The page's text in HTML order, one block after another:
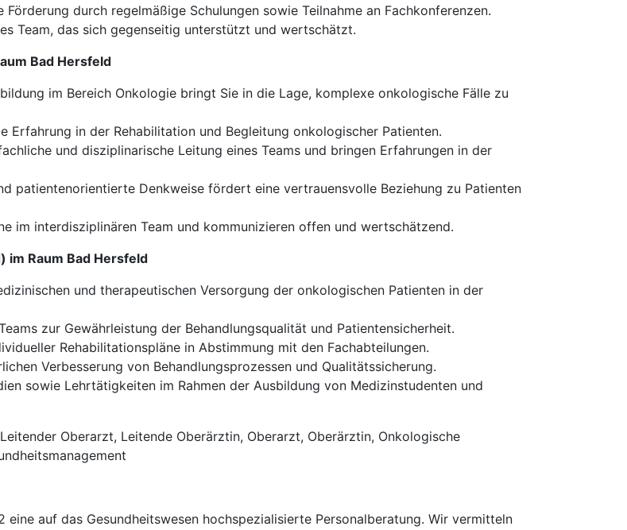
Förderung durch regelmäßige Schulungen sowie Teilnahme an Fachkonferenzen.
Team, das sich gegenseitig unterstützt und wertschätzt.
Bad Hersfeld
im Bereich Onkologie bringt Sie in die Lage, komplexe onkologische Fälle zu
Erfahrung in der Rehabilitation und Begleitung onkologischer Patienten.
und disziplinarische Leitung eines Teams und bringen Erfahrungen in der
patientenorientierte Denkweise fördert eine vertrauensvolle Beziehung zu Patienten
im interdisziplinären Team und kommunizieren offen und wertschätzend.
im Raum Bad Hersfeld
und therapeutischen Versorgung der onkologischen Patienten in der
zur Gewährleistung der Behandlungsqualität und Patientensicherheit.
Rehabilitationspläne in Abstimmung mit den Fachabteilungen.
Verbesserung von Behandlungsprozessen und Qualitätssicherung.
sowie Lehrtätigkeiten im Rahmen der Ausbildung von Medizinstudenten und
Leitender Oberarzt, Leitende Oberärztin, Oberarzt, Oberärztin, Onkologische
eine auf das Gesundheitswesen hochspezialisierte Personalberatung. Wir vermitteln